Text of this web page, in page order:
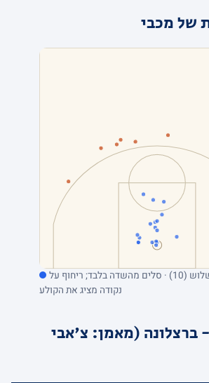
של מכבי
שלוש (10) · סלים מהשדה בלבד; ריחוף על
נקודה מציג את הקולע
ברצלונה (מאמן: צ'אבי